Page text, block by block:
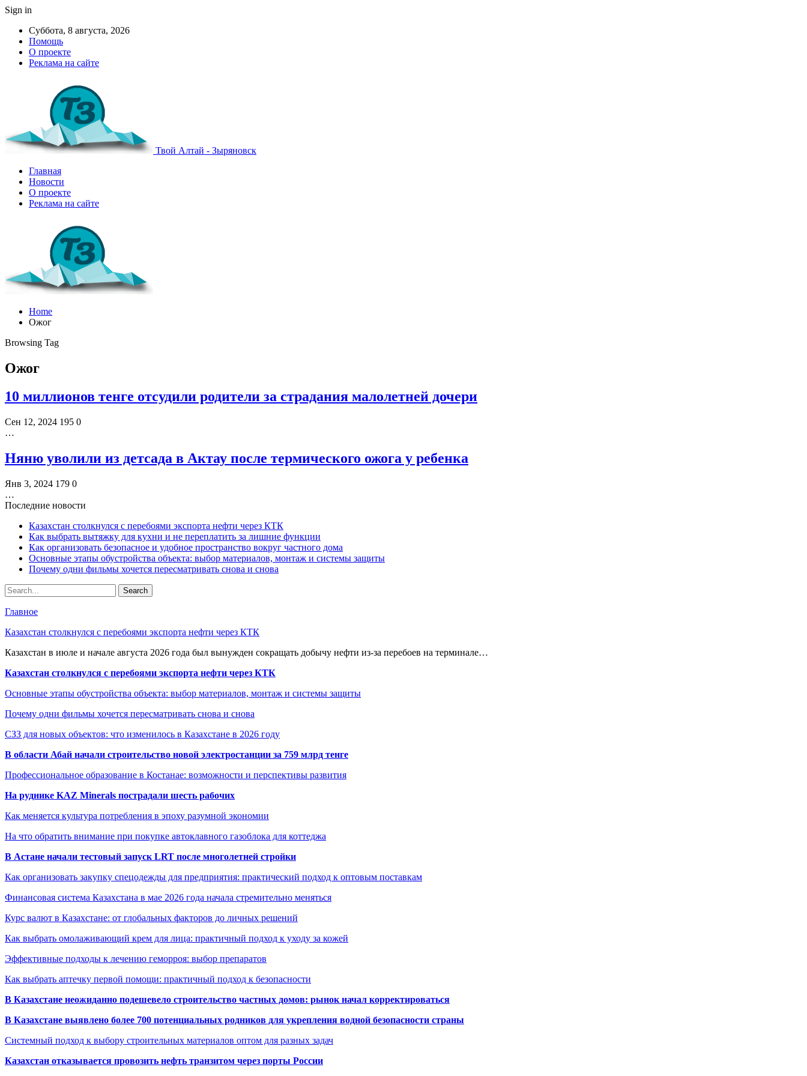
Sign in
Суббота, 8 августа, 2026
Помощь
О проекте
Реклама на сайте
Твой Алтай - Зыряновск
Главная
Новости
О проекте
Реклама на сайте
Home
Ожог
Browsing Tag
Ожог
10 миллионов тенге отсудили родители за страдания малолетней дочери
Сен 12, 2024 195 0
…
Няню уволили из детсада в Актау после термического ожога у ребенка
Янв 3, 2024 179 0
…
Последние новости
Казахстан столкнулся с перебоями экспорта нефти через КТК
Как выбрать вытяжку для кухни и не переплатить за лишние функции
Как организовать безопасное и удобное пространство вокруг частного дома
Основные этапы обустройства объекта: выбор материалов, монтаж и системы защиты
Почему одни фильмы хочется пересматривать снова и снова
Главное
Казахстан столкнулся с перебоями экспорта нефти через КТК
Казахстан в июле и начале августа 2026 года был вынужден сокращать добычу нефти из-за перебоев на терминале…
Казахстан столкнулся с перебоями экспорта нефти через КТК
Основные этапы обустройства объекта: выбор материалов, монтаж и системы защиты
Почему одни фильмы хочется пересматривать снова и снова
СЗЗ для новых объектов: что изменилось в Казахстане в 2026 году
В области Абай начали строительство новой электростанции за 759 млрд тенге
Профессиональное образование в Костанае: возможности и перспективы развития
На руднике KAZ Minerals пострадали шесть рабочих
Как меняется культура потребления в эпоху разумной экономии
На что обратить внимание при покупке автоклавного газоблока для коттеджа
В Астане начали тестовый запуск LRT после многолетней стройки
Как организовать закупку спецодежды для предприятия: практический подход к оптовым поставкам
Финансовая система Казахстана в мае 2026 года начала стремительно меняться
Курс валют в Казахстане: от глобальных факторов до личных решений
Как выбрать омолаживающий крем для лица: практичный подход к уходу за кожей
Эффективные подходы к лечению геморроя: выбор препаратов
Как выбрать аптечку первой помощи: практичный подход к безопасности
В Казахстане неожиданно подешевело строительство частных домов: рынок начал корректироваться
В Казахстане выявлено более 700 потенциальных родников для укрепления водной безопасности страны
Системный подход к выбору строительных материалов оптом для разных задач
Казахстан отказывается провозить нефть транзитом через порты России